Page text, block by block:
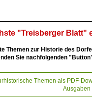
"Treisberger Blatt"
Themen zur Historie des
Sie nachfolgenden
Themen als PDF-
Ausgaben